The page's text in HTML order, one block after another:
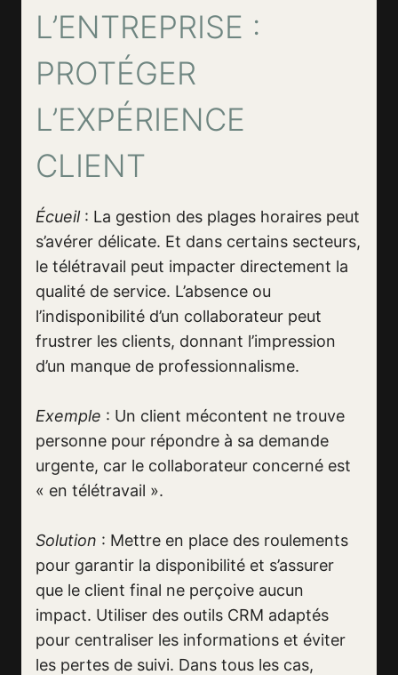
L’ENTREPRISE :
PROTÉGER
L’EXPÉRIENCE
CLIENT
Écueil : La gestion des plages horaires peut
s’avérer délicate. Et dans certains secteurs,
le télétravail peut impacter directement la
qualité de service. L’absence ou
l’indisponibilité d’un collaborateur peut
frustrer les clients, donnant l’impression
d’un manque de professionnalisme.
Exemple : Un client mécontent ne trouve
personne pour répondre à sa demande
urgente, car le collaborateur concerné est
« en télétravail ».
Solution : Mettre en place des roulements
pour garantir la disponibilité et s’assurer
que le client final ne perçoive aucun
impact. Utiliser des outils CRM adaptés
pour centraliser les informations et éviter
les pertes de suivi. Dans tous les cas,